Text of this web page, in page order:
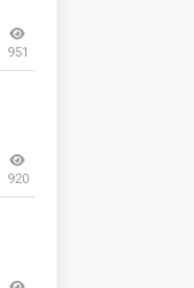
951
920